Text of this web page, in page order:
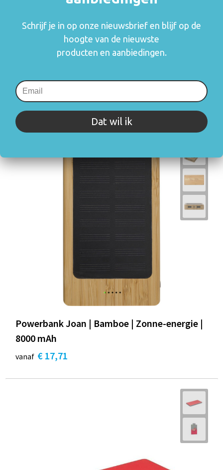
Indien de staffels niet aanwezig zijn moet je
Draai uw mobiel voor de Prijs informatie
Gerelateerde producten
Powerbank Joan | Bamboe | Zonne-energie |
8000 mAh
vanaf € 17,71
Schrijf je in op onze nieuwsbrief en blijf op de
hoogte van de nieuwste
producten en aanbiedingen.
Dat wil ik